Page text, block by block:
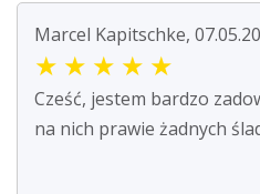
Marcel Kapitschke,
★ ★ ★ ★ ★
Cześć, jestem bardzo
na nich prawie żadnych